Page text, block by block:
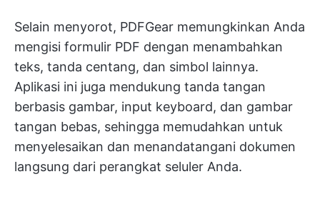
Selain menyorot, PDFGear memungkinkan Anda
mengisi formulir PDF dengan menambahkan
teks, tanda centang, dan simbol lainnya.
Aplikasi ini juga mendukung tanda tangan
berbasis gambar, input keyboard, dan gambar
tangan bebas, sehingga memudahkan untuk
menyelesaikan dan menandatangani dokumen
langsung dari perangkat seluler Anda.